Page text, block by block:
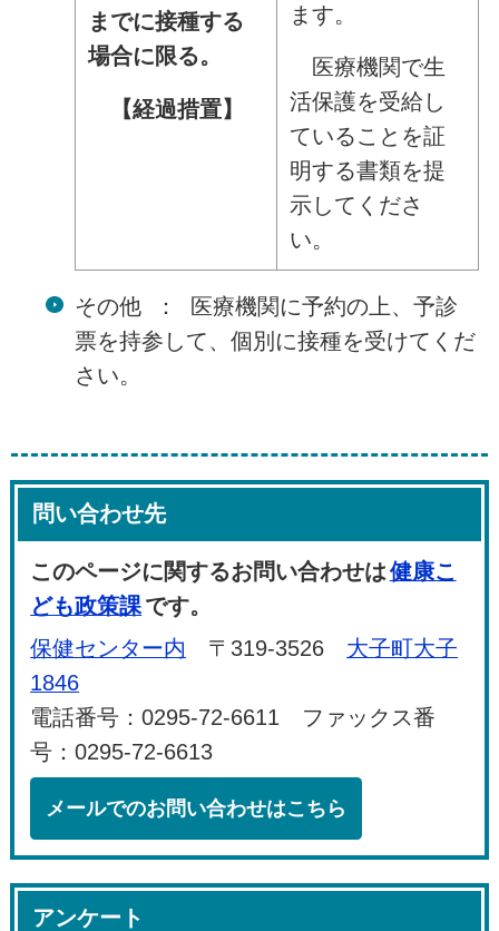
までに接種する
場合に限る。
【経過措置】
ます。
医療機関で生
活保護を受給し
ていることを証
明する書類を提
示してくださ
い。
その他 ： 医療機関に予約の上、予診
票を持参して、個別に接種を受けてくだ
さい。
問い合わせ先
このページに関するお問い合わせは健康こ
ども政策課です。
保健センター内 〒319-3526 大子町大子
1846
電話番号：0295-72-6611 ファックス番
号：0295-72-6613
メールでのお問い合わせはこちら
アンケート